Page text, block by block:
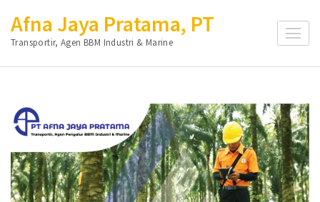
ke
konten
(Tekan
Afna Jaya Pratama, PT
Transportir, Agen BBM Industri & Marine